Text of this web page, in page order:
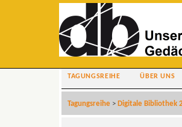
TAGUNGSREIHE ÜBER UNS
Tagungsreihe > Digitale Bibliothek